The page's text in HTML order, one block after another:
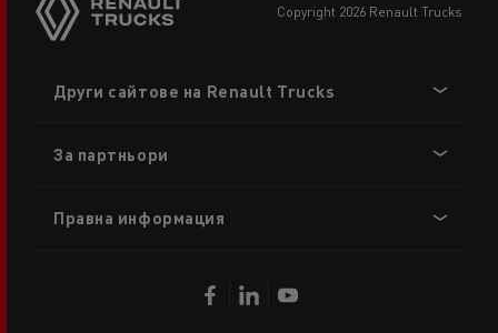
copyright 2026 Renault Trucks
menu
Други сайтове на Renault Trucks
За партньори
Правна информация